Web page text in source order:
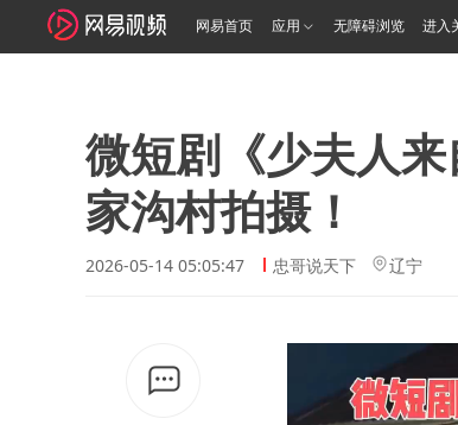
网易首页 应用 无障碍浏览 进入
微短剧《少夫人
家沟村拍摄！
2026-05-14 05:05:47 忠哥说天下 辽宁